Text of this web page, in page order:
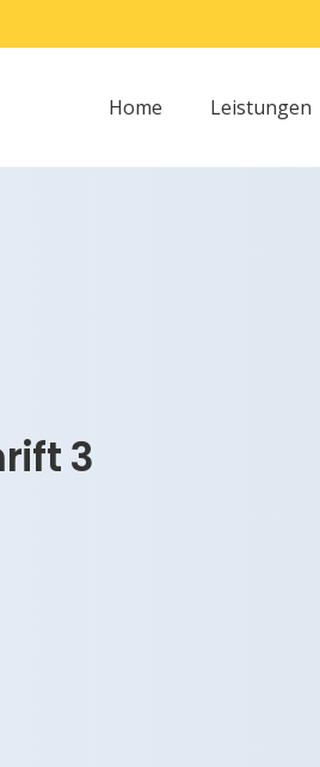
Home Leistungen
3